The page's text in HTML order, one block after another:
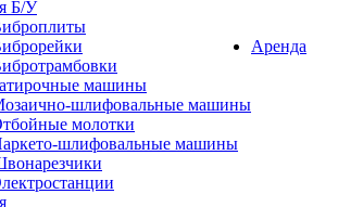
Б/У
машины
шлифовальные машины
молотки
шлифовальные машины
Аренда